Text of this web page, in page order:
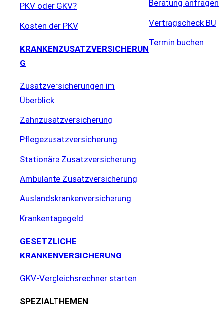
PKV oder GKV?
Kosten der PKV
KRANKENZUSATZVERSICHERUN
G
Zusatzversicherungen im
Überblick
Zahnzusatzversicherung
Pflegezusatzversicherung
Stationäre Zusatzversicherung
Ambulante Zusatzversicherung
Auslandskrankenversicherung
Krankentagegeld
GESETZLICHE
KRANKENVERSICHERUNG
GKV-Vergleichsrechner starten
SPEZIALTHEMEN
Beratung anfragen
Vertragscheck BU
Termin buchen